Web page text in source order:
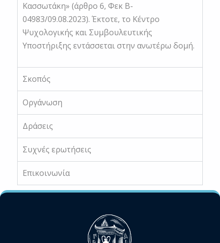
Κασσωτάκη» (άρθρο 6, Φεκ B-
04983/09.08.2023). Έκτοτε, το Κέντρο
Ψυχολογικής και Συμβουλευτικής
Υποστήριξης εντάσσεται στην ανωτέρω δομή.
Σκοπός
Οργάνωση
Δράσεις
Συχνές ερωτήσεις
Επικοινωνία